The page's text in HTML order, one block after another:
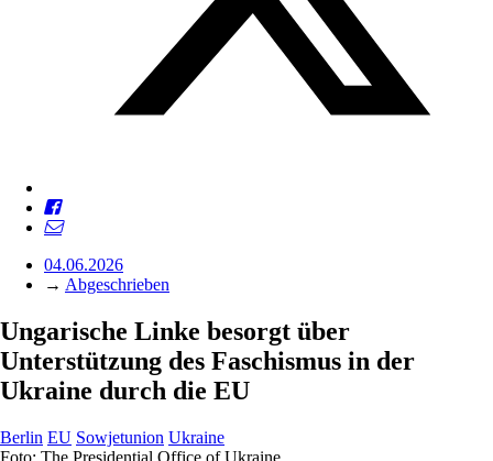
04.06.2026
→ Abgeschrieben
Ungarische Linke besorgt über
Unterstützung des Faschismus in der
Ukraine durch die EU
Berlin EU Sowjetunion Ukraine
Foto: The Presidential Office of Ukraine